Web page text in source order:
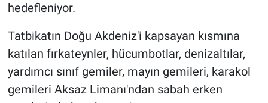
hedefleniyor.
Tatbikatın Doğu Akdeniz'i kapsayan kısmına
katılan fırkateynler, hücumbotlar, denizaltılar,
yardımcı sınıf gemiler, mayın gemileri, karakol
gemileri Aksaz Limanı'ndan sabah erken